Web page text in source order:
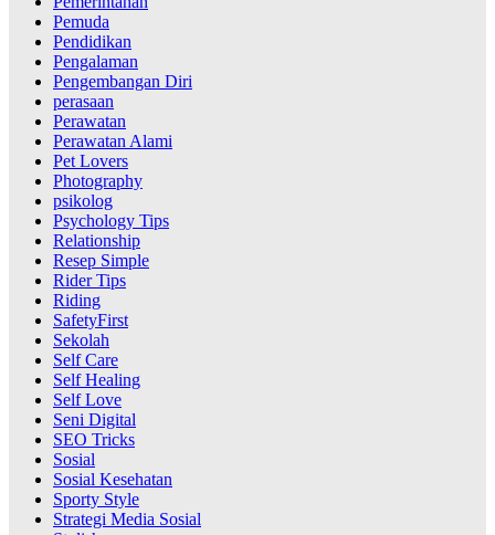
Pemuda
Pendidikan
Pengalaman
Pengembangan Diri
perasaan
Perawatan
Perawatan Alami
Pet Lovers
Photography
psikolog
Psychology Tips
Relationship
Resep Simple
Rider Tips
Riding
SafetyFirst
Sekolah
Self Care
Self Healing
Self Love
Seni Digital
SEO Tricks
Sosial
Sosial Kesehatan
Sporty Style
Strategi Media Sosial